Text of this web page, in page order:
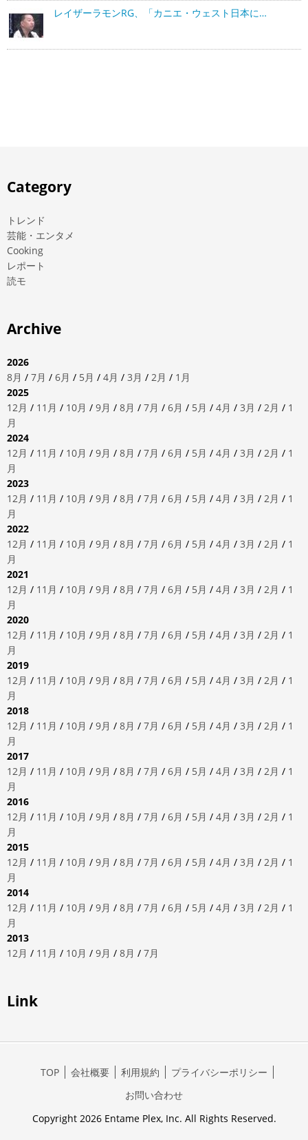
レイザーラモンRG、「カニエ・ウェスト日本に…
Category
トレンド
芸能・エンタメ
Cooking
レポート
読モ
Archive
2026
8月 / 7月 / 6月 / 5月 / 4月 / 3月 / 2月 / 1月
2025
12月 / 11月 / 10月 / 9月 / 8月 / 7月 / 6月 / 5月 / 4月 / 3月 / 2月 / 1
月
2024
12月 / 11月 / 10月 / 9月 / 8月 / 7月 / 6月 / 5月 / 4月 / 3月 / 2月 / 1
月
2023
12月 / 11月 / 10月 / 9月 / 8月 / 7月 / 6月 / 5月 / 4月 / 3月 / 2月 / 1
月
2022
12月 / 11月 / 10月 / 9月 / 8月 / 7月 / 6月 / 5月 / 4月 / 3月 / 2月 / 1
月
2021
12月 / 11月 / 10月 / 9月 / 8月 / 7月 / 6月 / 5月 / 4月 / 3月 / 2月 / 1
月
2020
12月 / 11月 / 10月 / 9月 / 8月 / 7月 / 6月 / 5月 / 4月 / 3月 / 2月 / 1
月
2019
12月 / 11月 / 10月 / 9月 / 8月 / 7月 / 6月 / 5月 / 4月 / 3月 / 2月 / 1
月
2018
12月 / 11月 / 10月 / 9月 / 8月 / 7月 / 6月 / 5月 / 4月 / 3月 / 2月 / 1
月
2017
12月 / 11月 / 10月 / 9月 / 8月 / 7月 / 6月 / 5月 / 4月 / 3月 / 2月 / 1
月
2016
12月 / 11月 / 10月 / 9月 / 8月 / 7月 / 6月 / 5月 / 4月 / 3月 / 2月 / 1
月
2015
12月 / 11月 / 10月 / 9月 / 8月 / 7月 / 6月 / 5月 / 4月 / 3月 / 2月 / 1
月
2014
12月 / 11月 / 10月 / 9月 / 8月 / 7月 / 6月 / 5月 / 4月 / 3月 / 2月 / 1
月
2013
12月 / 11月 / 10月 / 9月 / 8月 / 7月
Link
TOP 会社概要 利用規約
プライバシーポリシー
お問い合わせ
Copyright 2026 Entame Plex, Inc. All Rights Reserved.